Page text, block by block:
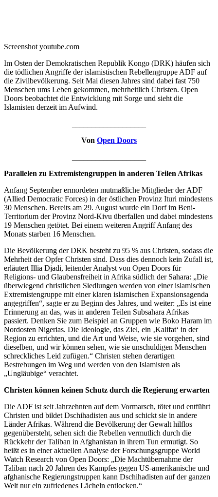
Screenshot youtube.com
Im Osten der Demokratischen Republik Kongo (DRK) häufen sich
die tödlichen Angriffe der islamistischen Rebellengruppe ADF auf
die Zivilbevölkerung. Seit Mai diesen Jahres sind dabei fast 750
Menschen ums Leben gekommen, mehrheitlich Christen. Open
Doors beobachtet die Entwicklung mit Sorge und sieht die
Islamisten derzeit im Aufwind.
Von Open Doors
Parallelen zu Extremistengruppen in anderen Teilen Afrikas
Anfang September ermordeten mutmaßliche Mitglieder der ADF
(Allied Democratic Forces) in der östlichen Provinz Ituri mindestens
30 Menschen. Bereits am 29. August wurde ein Dorf im Beni-
Territorium der Provinz Nord-Kivu überfallen und dabei mindestens
19 Menschen getötet. Bei einem weiteren Angriff Anfang des
Monats starben 16 Menschen.
Die Bevölkerung der DRK besteht zu 95 % aus Christen, sodass die
Mehrheit der Opfer Christen sind. Dass dies dennoch kein Zufall ist,
erläutert Illia Djadi, leitender Analyst von Open Doors für
Religions- und Glaubensfreiheit in Afrika südlich der Sahara: „Die
überwiegend christlichen Siedlungen werden von einer islamischen
Extremistengruppe mit einer klaren islamischen Expansionsagenda
angegriffen“, sagte er zu Beginn des Jahres, und weiter: „Es ist eine
Erinnerung an das, was in anderen Teilen Subsahara Afrikas
passiert. Denken Sie zum Beispiel an Gruppen wie Boko Haram im
Nordosten Nigerias. Die Ideologie, das Ziel, ein ‚Kalifat‘ in der
Region zu errichten, und die Art und Weise, wie sie vorgehen, sind
dieselben, und wir können sehen, wie sie unschuldigen Menschen
schreckliches Leid zufügen.“ Christen stehen derartigen
Bestrebungen im Weg und werden von den Islamisten als
„Ungläubige“ verachtet.
Christen können keinen Schutz durch die Regierung erwarten
Die ADF ist seit Jahrzehnten auf dem Vormarsch, tötet und entführt
Christen und bildet Dschihadisten aus und schickt sie in andere
Länder Afrikas. Während die Bevölkerung der Gewalt hilflos
gegenübersteht, sehen sich die Rebellen vermutlich durch die
Rückkehr der Taliban in Afghanistan in ihrem Tun ermutigt. So
heißt es in einer aktuellen Analyse der Forschungsgruppe World
Watch Research von Open Doors: „Die Machtübernahme der
Taliban nach 20 Jahren des Kampfes gegen US-amerikanische und
afghanische Regierungstruppen kann Dschihadisten auf der ganzen
Welt nur ein zufriedenes Lächeln entlocken.“